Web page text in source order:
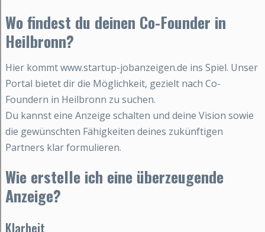
Wo findest du deinen Co-Founder in
Heilbronn?
Hier kommt www.startup-jobanzeigen.de ins Spiel. Unser
Portal bietet dir die Möglichkeit, gezielt nach Co-
Foundern in Heilbronn zu suchen.
Du kannst eine Anzeige schalten und deine Vision sowie
die gewünschten Fähigkeiten deines zukünftigen
Partners klar formulieren.
Wie erstelle ich eine überzeugende
Anzeige?
Klarheit